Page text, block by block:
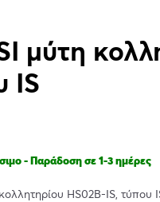
μύτη
IS
- Παράδοση σε 1-3 ημέρες
HS02B-IS, τύπου